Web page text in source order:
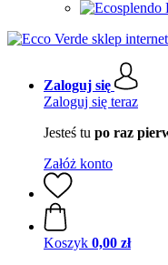
Zaloguj się
Zaloguj się teraz
Jesteś tu po raz
Załóż konto
Koszyk 0,00 zł